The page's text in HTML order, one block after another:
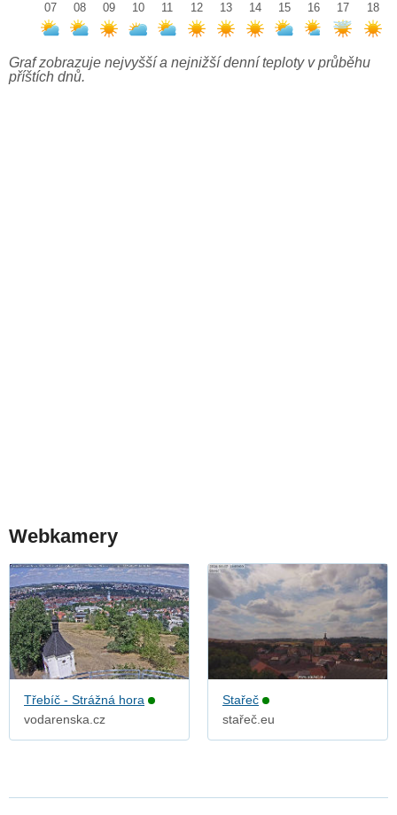
07
08
09
10
11
12
13
14
15
16
17
18
Graf zobrazuje nejvyšší a nejnižší denní teploty v průběhu
příštích dnů.
Webkamery
Třebíč - Strážná hora
vodarenska.cz
Stařeč
stařeč.eu